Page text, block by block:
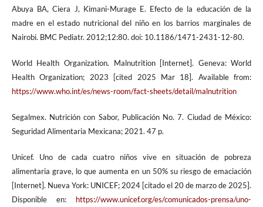
Abuya BA, Ciera J, Kimani-Murage E. Efecto de la educación de la
madre en el estado nutricional del niño en los barrios marginales de
Nairobi. BMC Pediatr. 2012;12:80. doi: 10.1186/1471-2431-12-80.
World Health Organization. Malnutrition [Internet]. Geneva: World
Health Organization; 2023 [cited 2025 Mar 18]. Available from:
https://www.who.int/es/news-room/fact-sheets/detail/malnutrition
Segalmex. Nutrición con Sabor, Publicación No. 7. Ciudad de México:
Seguridad Alimentaria Mexicana; 2021. 47 p.
Unicef. Uno de cada cuatro niños vive en situación de pobreza
alimentaria grave, lo que aumenta en un 50% su riesgo de emaciación
[Internet]. Nueva York: UNICEF; 2024 [citado el 20 de marzo de 2025].
Disponible en: https://www.unicef.org/es/comunicados-prensa/uno-